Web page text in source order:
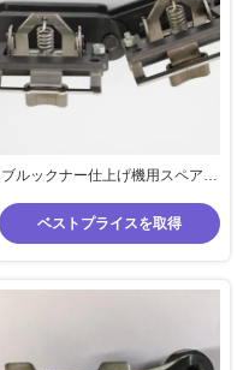
ブルックナー仕上げ機用スペアパ
ンク（耐腐食性・低メンテナンス
操作用黒色ステンレススチール製
ベストプライスを取得